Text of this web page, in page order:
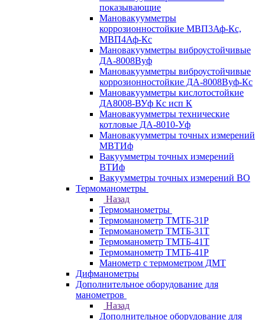
показывающие
Мановакуумметры
коррозионностойкие МВП3Аф-Кс,
МВП4Аф-Кс
Мановакуумметры виброустойчивые
ДА-8008Вуф
Мановакуумметры виброустойчивые
коррозионностойкие ДА-8008Вуф-Кс
Мановакуумметры кислотостойкие
ДА8008-ВУф Кс исп К
Мановакуумметры технические
котловые ДА-8010-Уф
Мановакуумметры точных измерений
МВТИф
Вакуумметры точных измерений
ВТИф
Вакуумметры точных измерений ВО
Термоманометры
Назад
Термоманометры
Термоманометр ТМТБ-31Р
Термоманометр ТМТБ-31Т
Термоманометр ТМТБ-41Т
Термоманометр ТМТБ-41Р
Манометр с термометром ДМТ
Дифманометры
Дополнительное оборудование для
манометров
Назад
Дополнительное оборудование для